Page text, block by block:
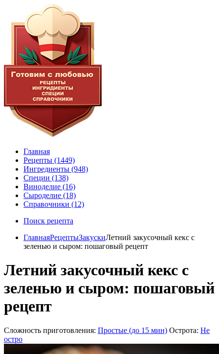
Главная
Рецепты (1449)
Ингредиенты (948)
Специи (138)
Виноделие (16)
Сыроделие (18)
Справочники (12)
Поиск рецепта
ГлавнаяРецептыЗакускиЛетний закусочный кекс с
зеленью и сыром: пошаговый рецепт
Летний закусочный кекс с
зеленью и сыром: пошаговый
рецепт
Сложность приготовления: Простые (до 15 мин) Острота: Не
остро